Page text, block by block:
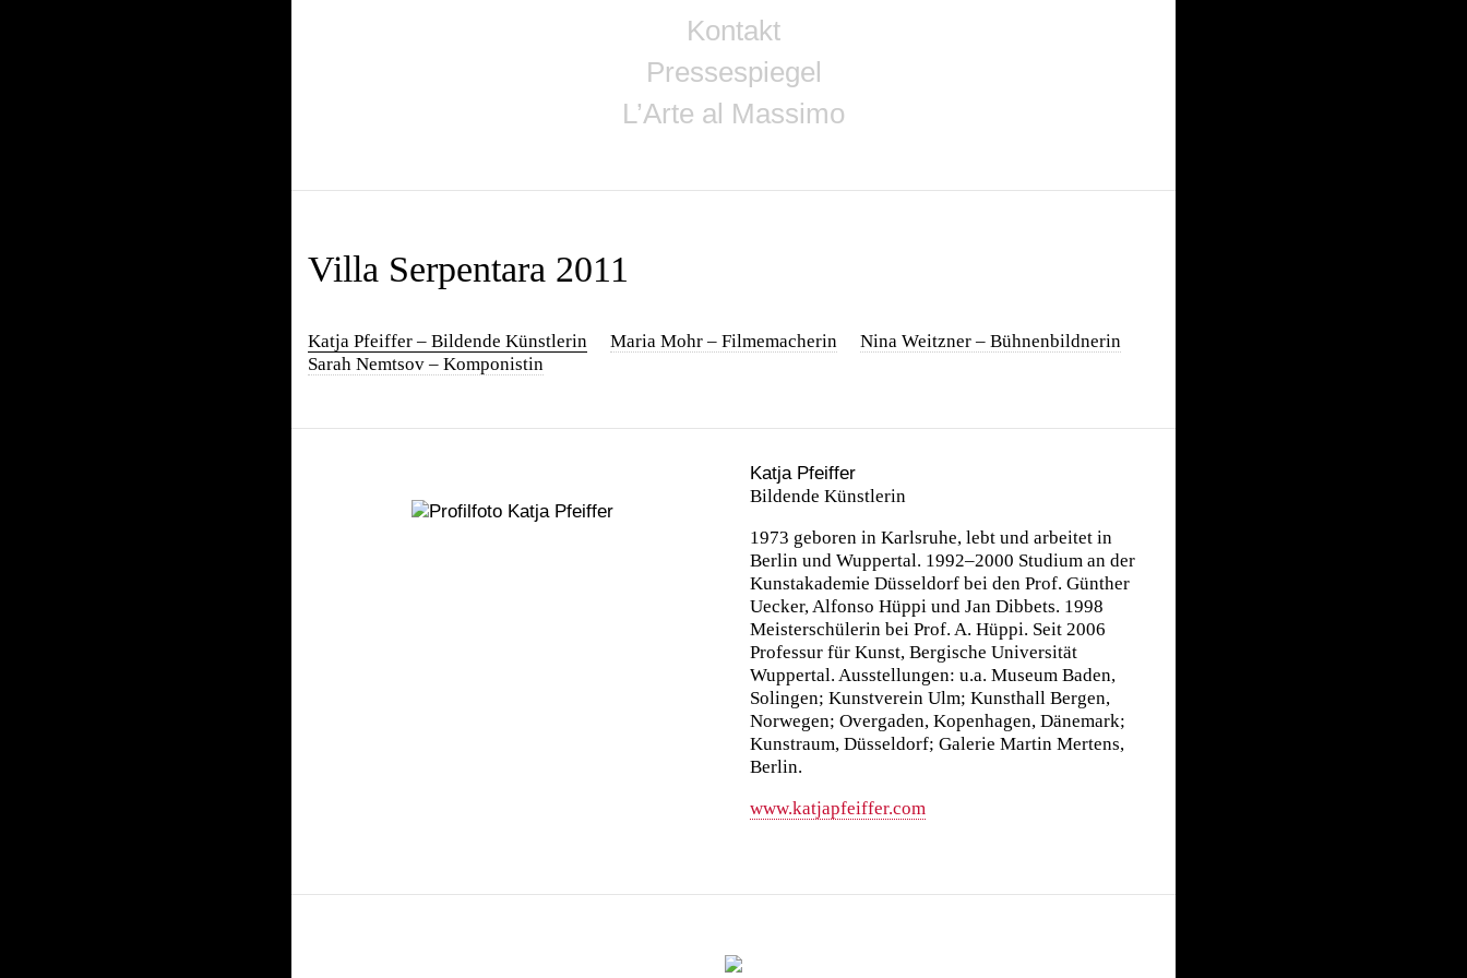
Kontakt
Pressespiegel
L’Arte al Massimo
Villa Serpentara 2011
Katja Pfeiffer – Bildende Künstlerin Maria Mohr – Filmemacherin
Nina Weitzner – Bühnenbildnerin
Sarah Nemtsov – Komponistin
Katja Pfeiffer
Bildende Künstlerin
1973 geboren in Karlsruhe, lebt und arbeitet in
Berlin und Wuppertal. 1992–2000 Studium an der
Kunstakademie Düsseldorf bei den Prof. Günther
Uecker, Alfonso Hüppi und Jan Dibbets. 1998
Meisterschülerin bei Prof. A. Hüppi. Seit 2006
Professur für Kunst, Bergische Universität
Wuppertal. Ausstellungen: u.a. Museum Baden,
Solingen; Kunstverein Ulm; Kunsthall Bergen,
Norwegen; Overgaden, Kopenhagen, Dänemark;
Kunstraum, Düsseldorf; Galerie Martin Mertens,
Berlin.
www.katjapfeiffer.com